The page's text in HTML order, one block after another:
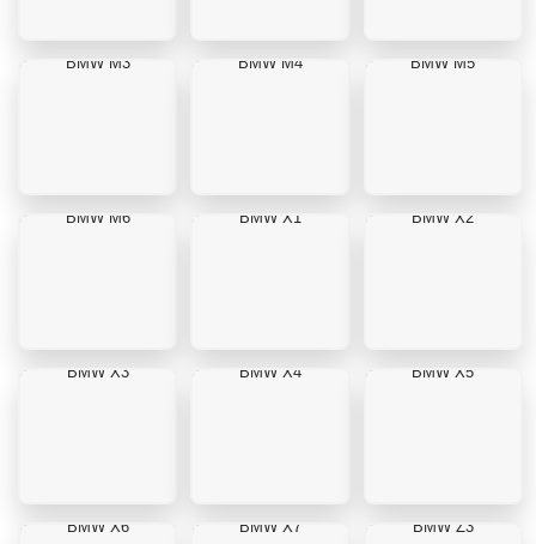
BMW M3 BMW M4 BMW M5
BMW M6 BMW X1 BMW X2
BMW X3 BMW X4 BMW X5
BMW X6 BMW X7 BMW Z3